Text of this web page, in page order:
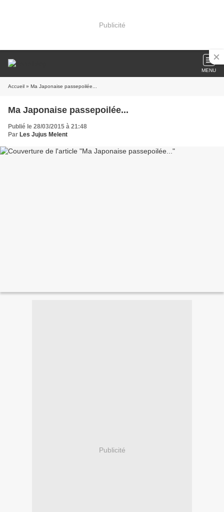
Publicité
MENU
Accueil » Ma Japonaise passepoilée...
Ma Japonaise passepoilée...
Publié le 28/03/2015 à 21:48
Par Les Jujus Melent
Publicité